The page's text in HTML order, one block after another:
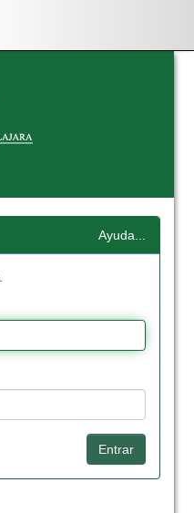
Ayuda...